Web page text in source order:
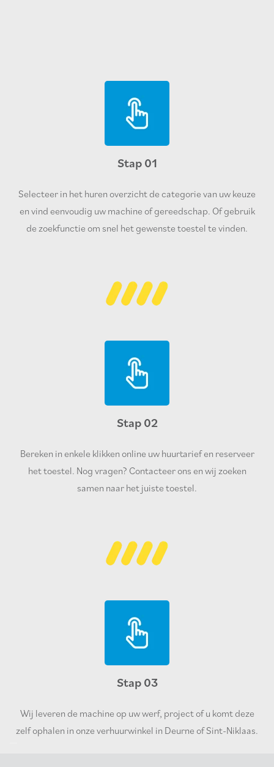
Stap 01
Selecteer in het huren overzicht de categorie van uw keuze
en vind eenvoudig uw machine of gereedschap. Of gebruik
de zoekfunctie om snel het gewenste toestel te vinden.
Stap 02
Bereken in enkele klikken online uw huurtarief en reserveer
het toestel. Nog vragen? Contacteer ons en wij zoeken
samen naar het juiste toestel.
Stap 03
Wij leveren de machine op uw werf, project of u komt deze
zelf ophalen in onze verhuurwinkel in Deurne of Sint-Niklaas.